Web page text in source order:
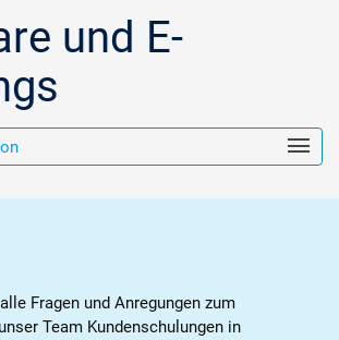
und E-
Fragen und Anregungen zum
Team Kundenschulungen in